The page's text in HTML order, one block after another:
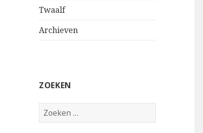
Twaalf
Archieven
ZOEKEN
Zoeken
naar: